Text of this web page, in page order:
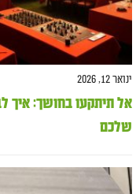
ינואר 12, 2026
אל תיתקעו בחושך: איך
שלכם